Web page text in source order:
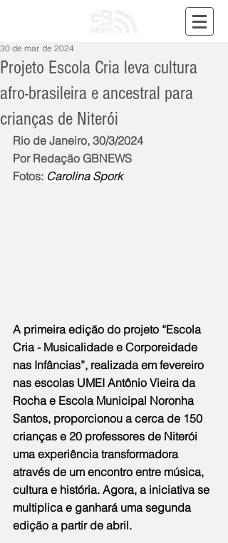
Projeto Escola Cria leva cultura
afro-brasileira e ancestral para
crianças de Niterói
30 de mar. de 2024
Rio de Janeiro, 30/3/2024
Por Redação GBNEWS
Fotos: Carolina Spork
A primeira edição do projeto “Escola
Cria - Musicalidade e Corporeidade
nas Infâncias”, realizada em fevereiro
nas escolas UMEI Antônio Vieira da
Rocha e Escola Municipal Noronha
Santos, proporcionou a cerca de 150
crianças e 20 professores de Niterói
uma experiência transformadora
através de um encontro entre música,
cultura e história. Agora, a iniciativa se
multiplica e ganhará uma segunda
edição a partir de abril.